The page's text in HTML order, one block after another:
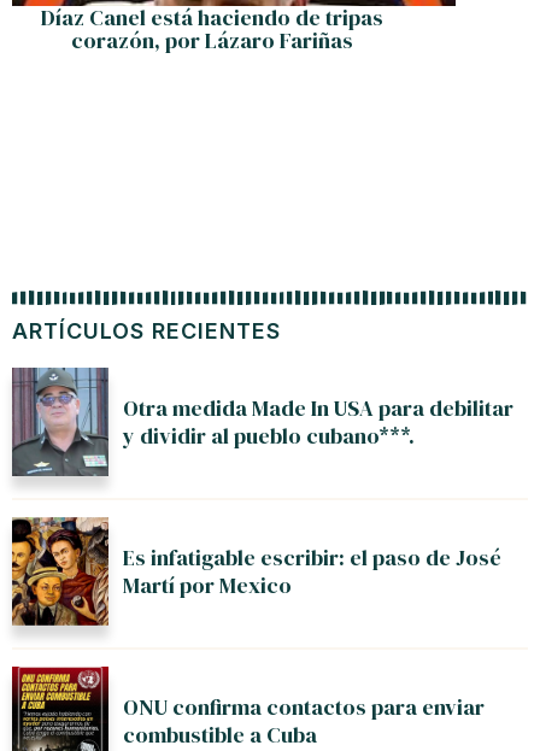
ARTÍCULOS RECIENTES
Otra medida Made In USA para debilitar
y dividir al pueblo cubano***.
Es infatigable escribir: el paso de José
Martí por Mexico
ONU confirma contactos para enviar
combustible a Cuba
Díaz Canel está haciendo de tripas
corazón, por Lázaro Fariñas